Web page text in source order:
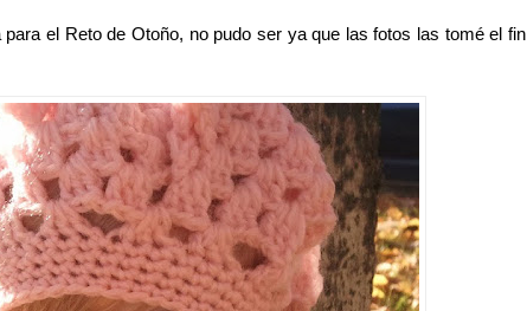
el Reto de Otoño, no pudo ser ya que las fotos las tomé el fin